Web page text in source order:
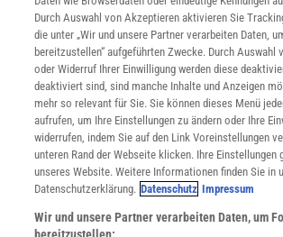
INFO
Mediadaten
Datenschutz
Nutzungsbedingungen
Cookie-Einstellungen
Utiq verwalten
Nutzungsbasierte Onlinewerbung
Alle Artikel
Impressum
Angebote für Schulen
Durch Auswahl von Akzeptieren aktivieren Sie
die unter „Wir und unsere Partner verarbeiten Daten,
bereitzustellen“ aufgeführten Zwecke. Durch Auswahl
oder Widerruf Ihrer Einwilligung werden diese
deaktiviert sind, sind manche Inhalte und Anzeigen
mehr so relevant für Sie. Sie können dieses Menü
aufrufen, um Ihre Einstellungen zu ändern oder Ihre
widerrufen, indem Sie auf den Link Voreinstellungen
unteren Rand der Webseite klicken. Ihre Einstellungen
unseres Website. Weitere Informationen finden Sie in
Datenschutzerklärung. Datenschutz Impressum
Wir und unsere Partner verarbeiten Daten, um